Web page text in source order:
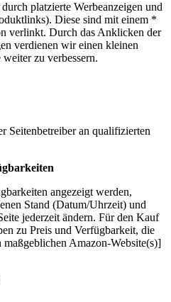
platzierte Werbeanzeigen und
Diese sind mit einem *
verlinkt. Durch das Anklicken der
verdienen wir einen kleinen
zu verbessern.
Seitenbetreiber an qualifizierten
angezeigt werden,
Stand (Datum/Uhrzeit) und
jederzeit ändern. Für den Kauf
zu Preis und Verfügbarkeit, die
Amazon-Website(s)]